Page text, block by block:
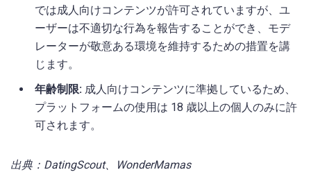
では成人向けコンテンツが許可されていますが、ユ
ーザーは不適切な行為を報告することができ、モデ
レーターが敬意ある環境を維持するための措置を講
じます。
年齢制限: 成人向けコンテンツに準拠しているため、
プラットフォームの使用は 18 歳以上の個人のみに許
可されます。
出典：DatingScout、WonderMamas